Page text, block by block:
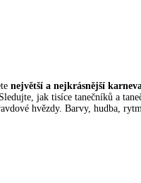
největší a nejkrásnější
Sledujte, jak tisíce tanečníků a
hvězdy. Barvy, hudba,